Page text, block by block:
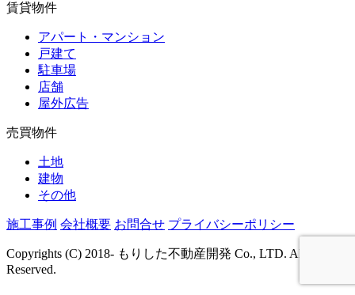
賃貸物件
アパート・マンション
戸建て
駐車場
店舗
屋外広告
売買物件
土地
建物
その他
施工事例 会社概要 お問合せ プライバシーポリシー
Copyrights (C) 2018- もりした不動産開発 Co., LTD. All Rights
Reserved.